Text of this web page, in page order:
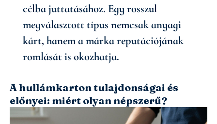
célba juttatásához. Egy rosszul
megválasztott típus nemcsak anyagi
kárt, hanem a márka reputációjának
romlását is okozhatja.
A hullámkarton tulajdonságai és
előnyei: miért olyan népszerű?